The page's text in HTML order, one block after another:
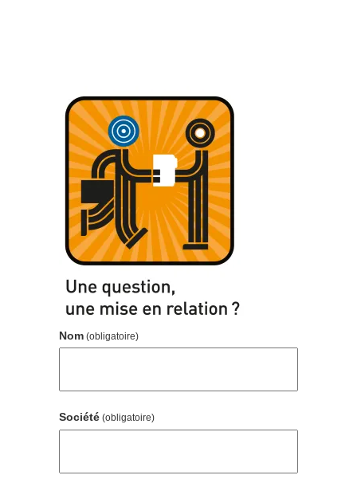
Nom (obligatoire)
Société (obligatoire)